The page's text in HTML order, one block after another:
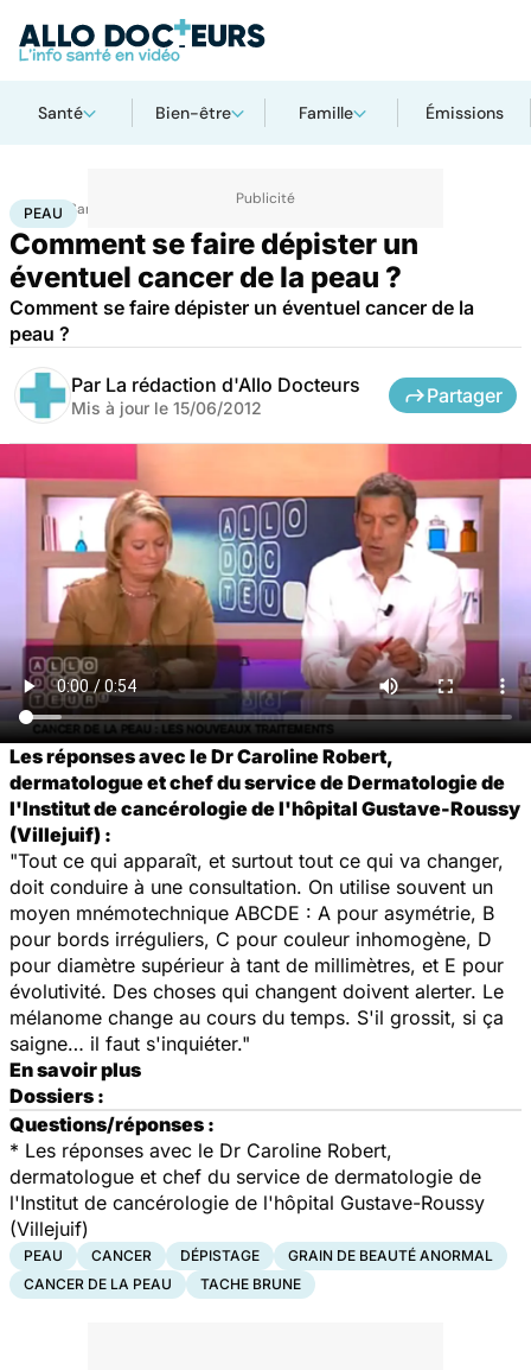
Santé Bien-être Famille Émissions
Accueil Santé Peau
PEAU
Comment se faire dépister un
éventuel cancer de la peau ?
Comment se faire dépister un éventuel cancer de la
peau ?
Par La rédaction d'Allo Docteurs
Mis à jour le 15/06/2012
Partager
Les réponses avec le Dr Caroline Robert,
dermatologue et chef du service de Dermatologie de
l'Institut de cancérologie de l'hôpital Gustave-Roussy
(Villejuif) :
"Tout ce qui apparaît, et surtout tout ce qui va changer,
doit conduire à une consultation. On utilise souvent un
moyen mnémotechnique ABCDE : A pour asymétrie, B
pour bords irréguliers, C pour couleur inhomogène, D
pour diamètre supérieur à tant de millimètres, et E pour
évolutivité. Des choses qui changent doivent alerter. Le
mélanome change au cours du temps. S'il grossit, si ça
saigne… il faut s'inquiéter."
En savoir plus
Dossiers :
Questions/réponses :
* Les réponses avec le Dr Caroline Robert,
dermatologue et chef du service de dermatologie de
l'Institut de cancérologie de l'hôpital Gustave-Roussy
(Villejuif)
PEAU CANCER DÉPISTAGE
GRAIN DE BEAUTÉ ANORMAL
CANCER DE LA PEAU
TACHE BRUNE